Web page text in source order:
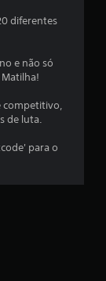
i
c
a
ç
õ
diferentes
e não só
competitivo,
de luta.
para o